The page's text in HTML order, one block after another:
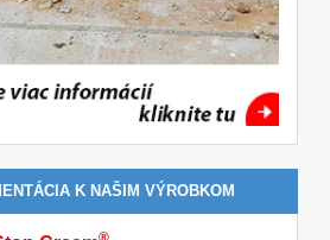
K NAŠIM VÝROBKOM